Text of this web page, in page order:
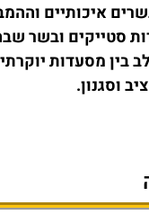
איכותיים
סטייקים ובשר
בין מסעדות
וסגנון.